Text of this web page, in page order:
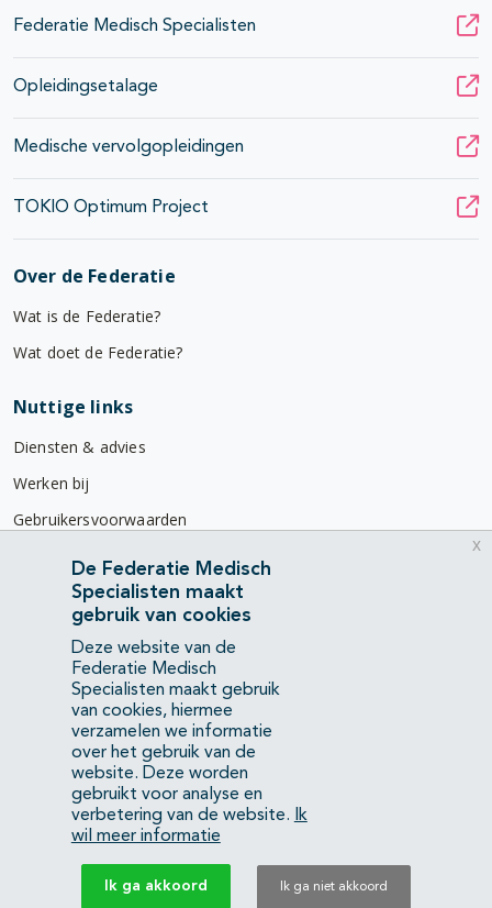
Federatie Medisch Specialisten
Opleidingsetalage
Medische vervolgopleidingen
TOKIO Optimum Project
Over de Federatie
Wat is de Federatie?
Wat doet de Federatie?
Nuttige links
Diensten & advies
Werken bij
Gebruikersvoorwaarden
Privacyverklaring
Contact
Mercatorlaan 1200
3528 BL Utrecht
(088) 505 34 34
info@richtlijnendatabase.nl
YouTubeLinkedIn
KvK Federatie Medisch Specialisten:40483480
De Federatie Medisch
Specialisten maakt
gebruik van cookies
Deze website van de
Federatie Medisch
Specialisten maakt gebruik
van cookies, hiermee
verzamelen we informatie
over het gebruik van de
website. Deze worden
gebruikt voor analyse en
verbetering van de website.
Ik
wil meer informatie
Ik ga akkoord Ik ga niet akkoord
x